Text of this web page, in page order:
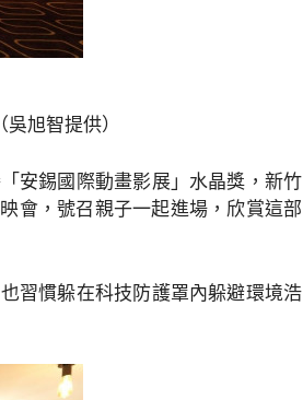
旭智提供）
安錫國際動畫影展」水晶獎，新竹
會，號召親子一起進場，欣賞這部
習慣躲在科技防護罩內躲避環境浩